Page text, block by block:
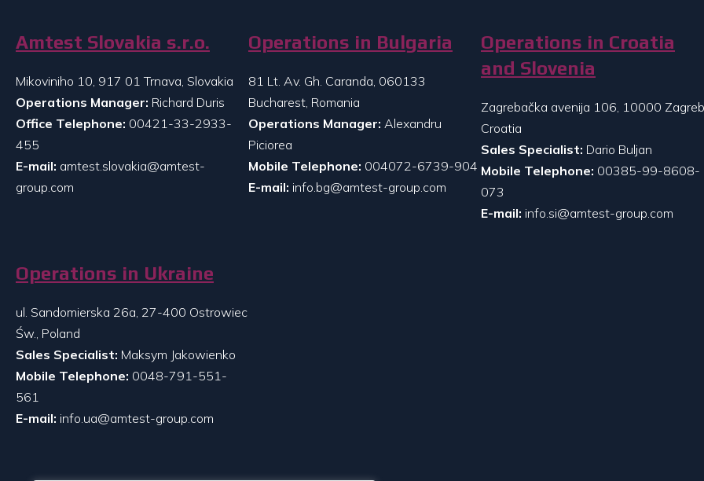
Amtest Slovakia s.r.o.
Mikoviniho 10, 917 01 Trnava, Slovakia
Operations Manager: Richard Duris
Office Telephone: 00421-33-2933-
455
E-mail: amtest.slovakia@amtest-
group.com
Operations in Bulgaria
81 Lt. Av. Gh. Caranda, 060133
Bucharest, Romania
Operations Manager: Alexandru
Piciorea
Mobile Telephone: 004072-6739-904
E-mail: info.bg@amtest-group.com
Operations in Croatia
and Slovenia
Zagrebačka avenija 106, 10000
Croatia
Sales Specialist: Dario Buljan
Mobile Telephone: 00385-99-8608-
073
E-mail: info.si@amtest-group.com
Operations in Ukraine
ul. Sandomierska 26a, 27-400 Ostrowiec
Św., Poland
Sales Specialist: Maksym Jakowienko
Mobile Telephone: 0048-791-551-
561
E-mail: info.ua@amtest-group.com